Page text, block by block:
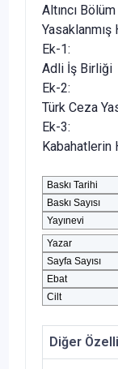
Altıncı Bölüm
Yasaklanmış
Ek-1:
Adli İş Birliği
Ek-2:
Türk Ceza
Ek-3:
Kabahatlerin
Baskı Tarihi
Baskı Sayısı
Yayınevi
Yazar
Sayfa Sayısı
Ebat
Cilt
Diğer